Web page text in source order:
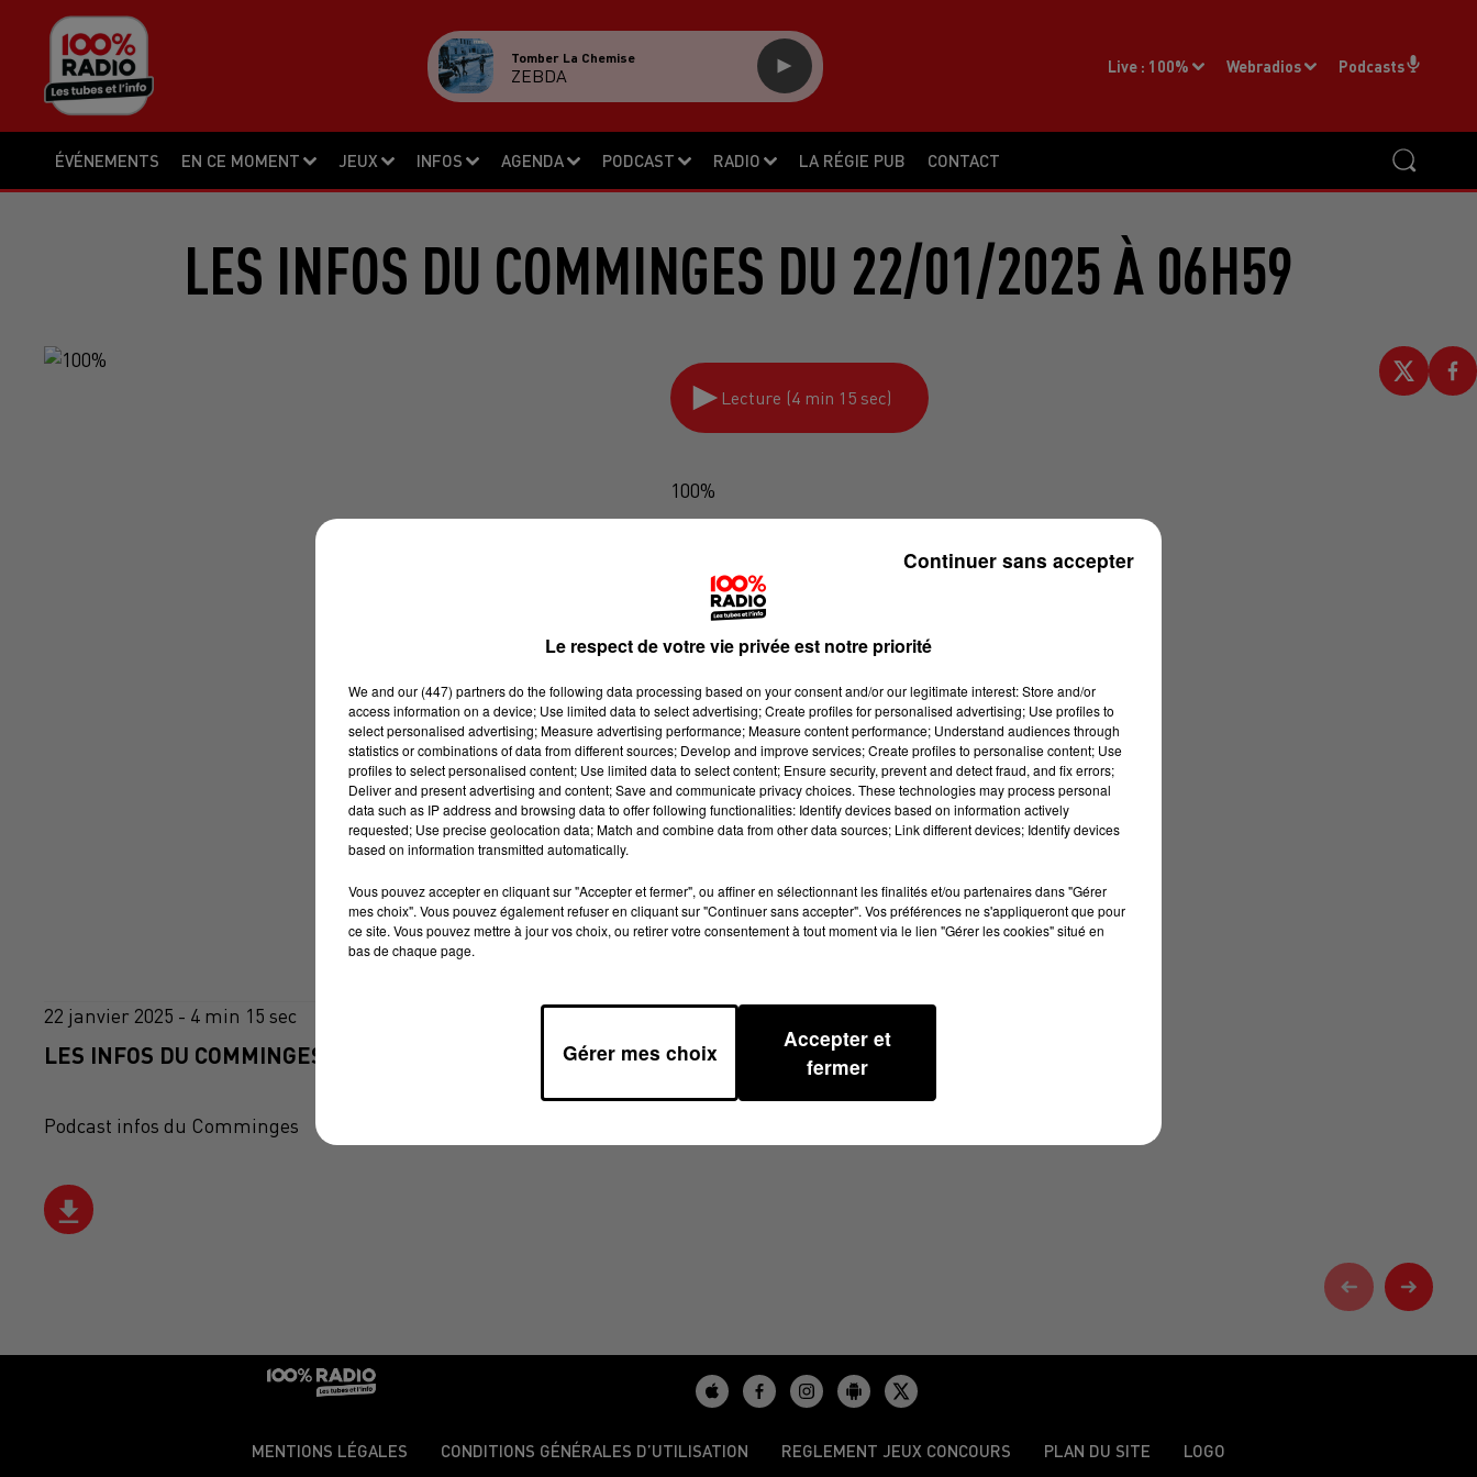
ÉVÉNEMENTS EN CE MOMENT JEUX INFOS AGENDA PODCAST RADIO LA RÉGIE PUB CONTACT
Live : 100% Webradios Podcasts
Tomber La Chemise
ZEBDA
LES INFOS DU COMMINGES DU 22/01/2025 À 06H59
Lecture (4 min 15 sec)
100%
22 janvier 2025 - 4 min 15 sec
LES INFOS DU COMMINGES DU 22/01/2025 À 06H59
Podcast infos du Comminges
MENTIONS LÉGALES CONDITIONS GÉNÉRALES D’UTILISATION REGLEMENT JEUX CONCOURS PLAN DU SITE LOGO
Le respect de votre vie privée est notre priorité
We and our (447) partnersdo the following data processing based on your consent and/or our legitimate interest: Store and/or
access information on a device; Use limited data to select advertising; Create profiles for personalised advertising; Use profiles to
select personalised advertising; Measure advertising performance; Measure content performance; Understand audiences through
statistics or combinations of data from different sources; Develop and improve services; Create profiles to personalise content; Use
profiles to select personalised content; Use limited data to select content; Ensure security, prevent and detect fraud, and fix errors;
Deliver and present advertising and content; Save and communicate privacy choices. These technologies may process personal
data such as IP address and browsing data to offer following functionalities: Identify devices based on information actively
requested; Use precise geolocation data; Match and combine data from other data sources; Link different devices; Identify devices
based on information transmitted automatically.
Vous pouvez accepter en cliquant sur "Accepter et fermer", ou affiner en sélectionnant les finalités et/ou partenaires dans "Gérer
mes choix". Vous pouvez également refuser en cliquant sur "Continuer sans accepter". Vos préférences ne s'appliqueront que pour
ce site. Vous pouvez mettre à jour vos choix, ou retirer votre consentement à tout moment via le lien "Gérer les cookies" situé en
bas de chaque page.
Gérer mes choix
Accepter et
fermer
Continuer sans accepter